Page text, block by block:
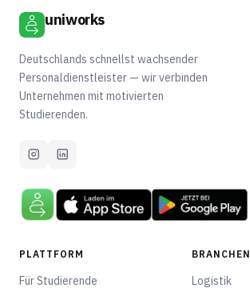
uniworks
Deutschlands schnellst wachsender
Personaldienstleister — wir verbinden
Unternehmen mit motivierten
Studierenden.
PLATTFORM
Für Studierende
BRANCHEN
Logistik